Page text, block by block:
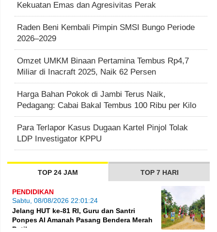
Kekuatan Emas dan Agresivitas Perak
Raden Beni Kembali Pimpin SMSI Bungo Periode
2026–2029
Omzet UMKM Binaan Pertamina Tembus Rp4,7
Miliar di Inacraft 2025, Naik 62 Persen
Harga Bahan Pokok di Jambi Terus Naik,
Pedagang: Cabai Bakal Tembus 100 Ribu per Kilo
Para Terlapor Kasus Dugaan Kartel Pinjol Tolak
LDP Investigator KPPU
TOP 24 JAM TOP 7 HARI
PENDIDIKAN
Sabtu, 08/08/2026 22:01:24
Jelang HUT ke-81 RI, Guru dan Santri
Ponpes Al Amanah Pasang Bendera Merah
Putih